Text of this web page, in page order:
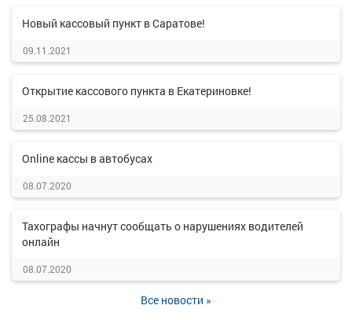
Новый кассовый пункт в Саратове!
09.11.2021
Открытие кассового пункта в Екатериновке!
25.08.2021
Online кассы в автобусах
08.07.2020
Тахографы начнут сообщать о нарушениях водителей
онлайн
08.07.2020
Все новости »